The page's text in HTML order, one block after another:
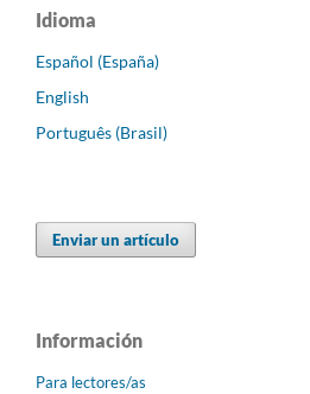
Idioma
Español (España)
English
Português (Brasil)
Enviar un artículo
Información
Para lectores/as